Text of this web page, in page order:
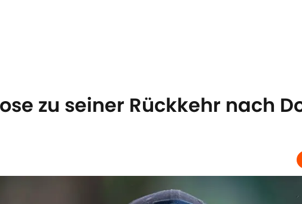
zu seiner Rückkehr nach